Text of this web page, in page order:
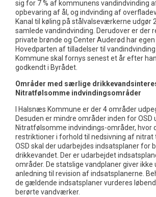
sig for 7 % af kommunens vandindvinding
opbevaring af ål, og indvinding af
Kanal til køling på stålvalseværkerne udgør
samlede vandindvinding. Derudover er der
private brønde og Center Auderød har
Hovedparten af tilladelser til
Kommune skal fornys senest et år efter
godkendt i Byrådet.
Områder med særlige
Nitratfølsomme indvindingsområder
I Halsnæs Kommune er der 4 områder
Desuden er mindre områder inden for OSD
Nitratfølsomme indvindings-områder,
restriktioner i forhold til nedsivning af nitrat
OSD skal der udarbejdes indsatsplaner for
drikkevandet. Der er udarbejdet
områder. De statslige vandplaner giver
anledning til revision af indsatsplanerne.
de gældende indsatsplaner vurderes
berørte vandværker.